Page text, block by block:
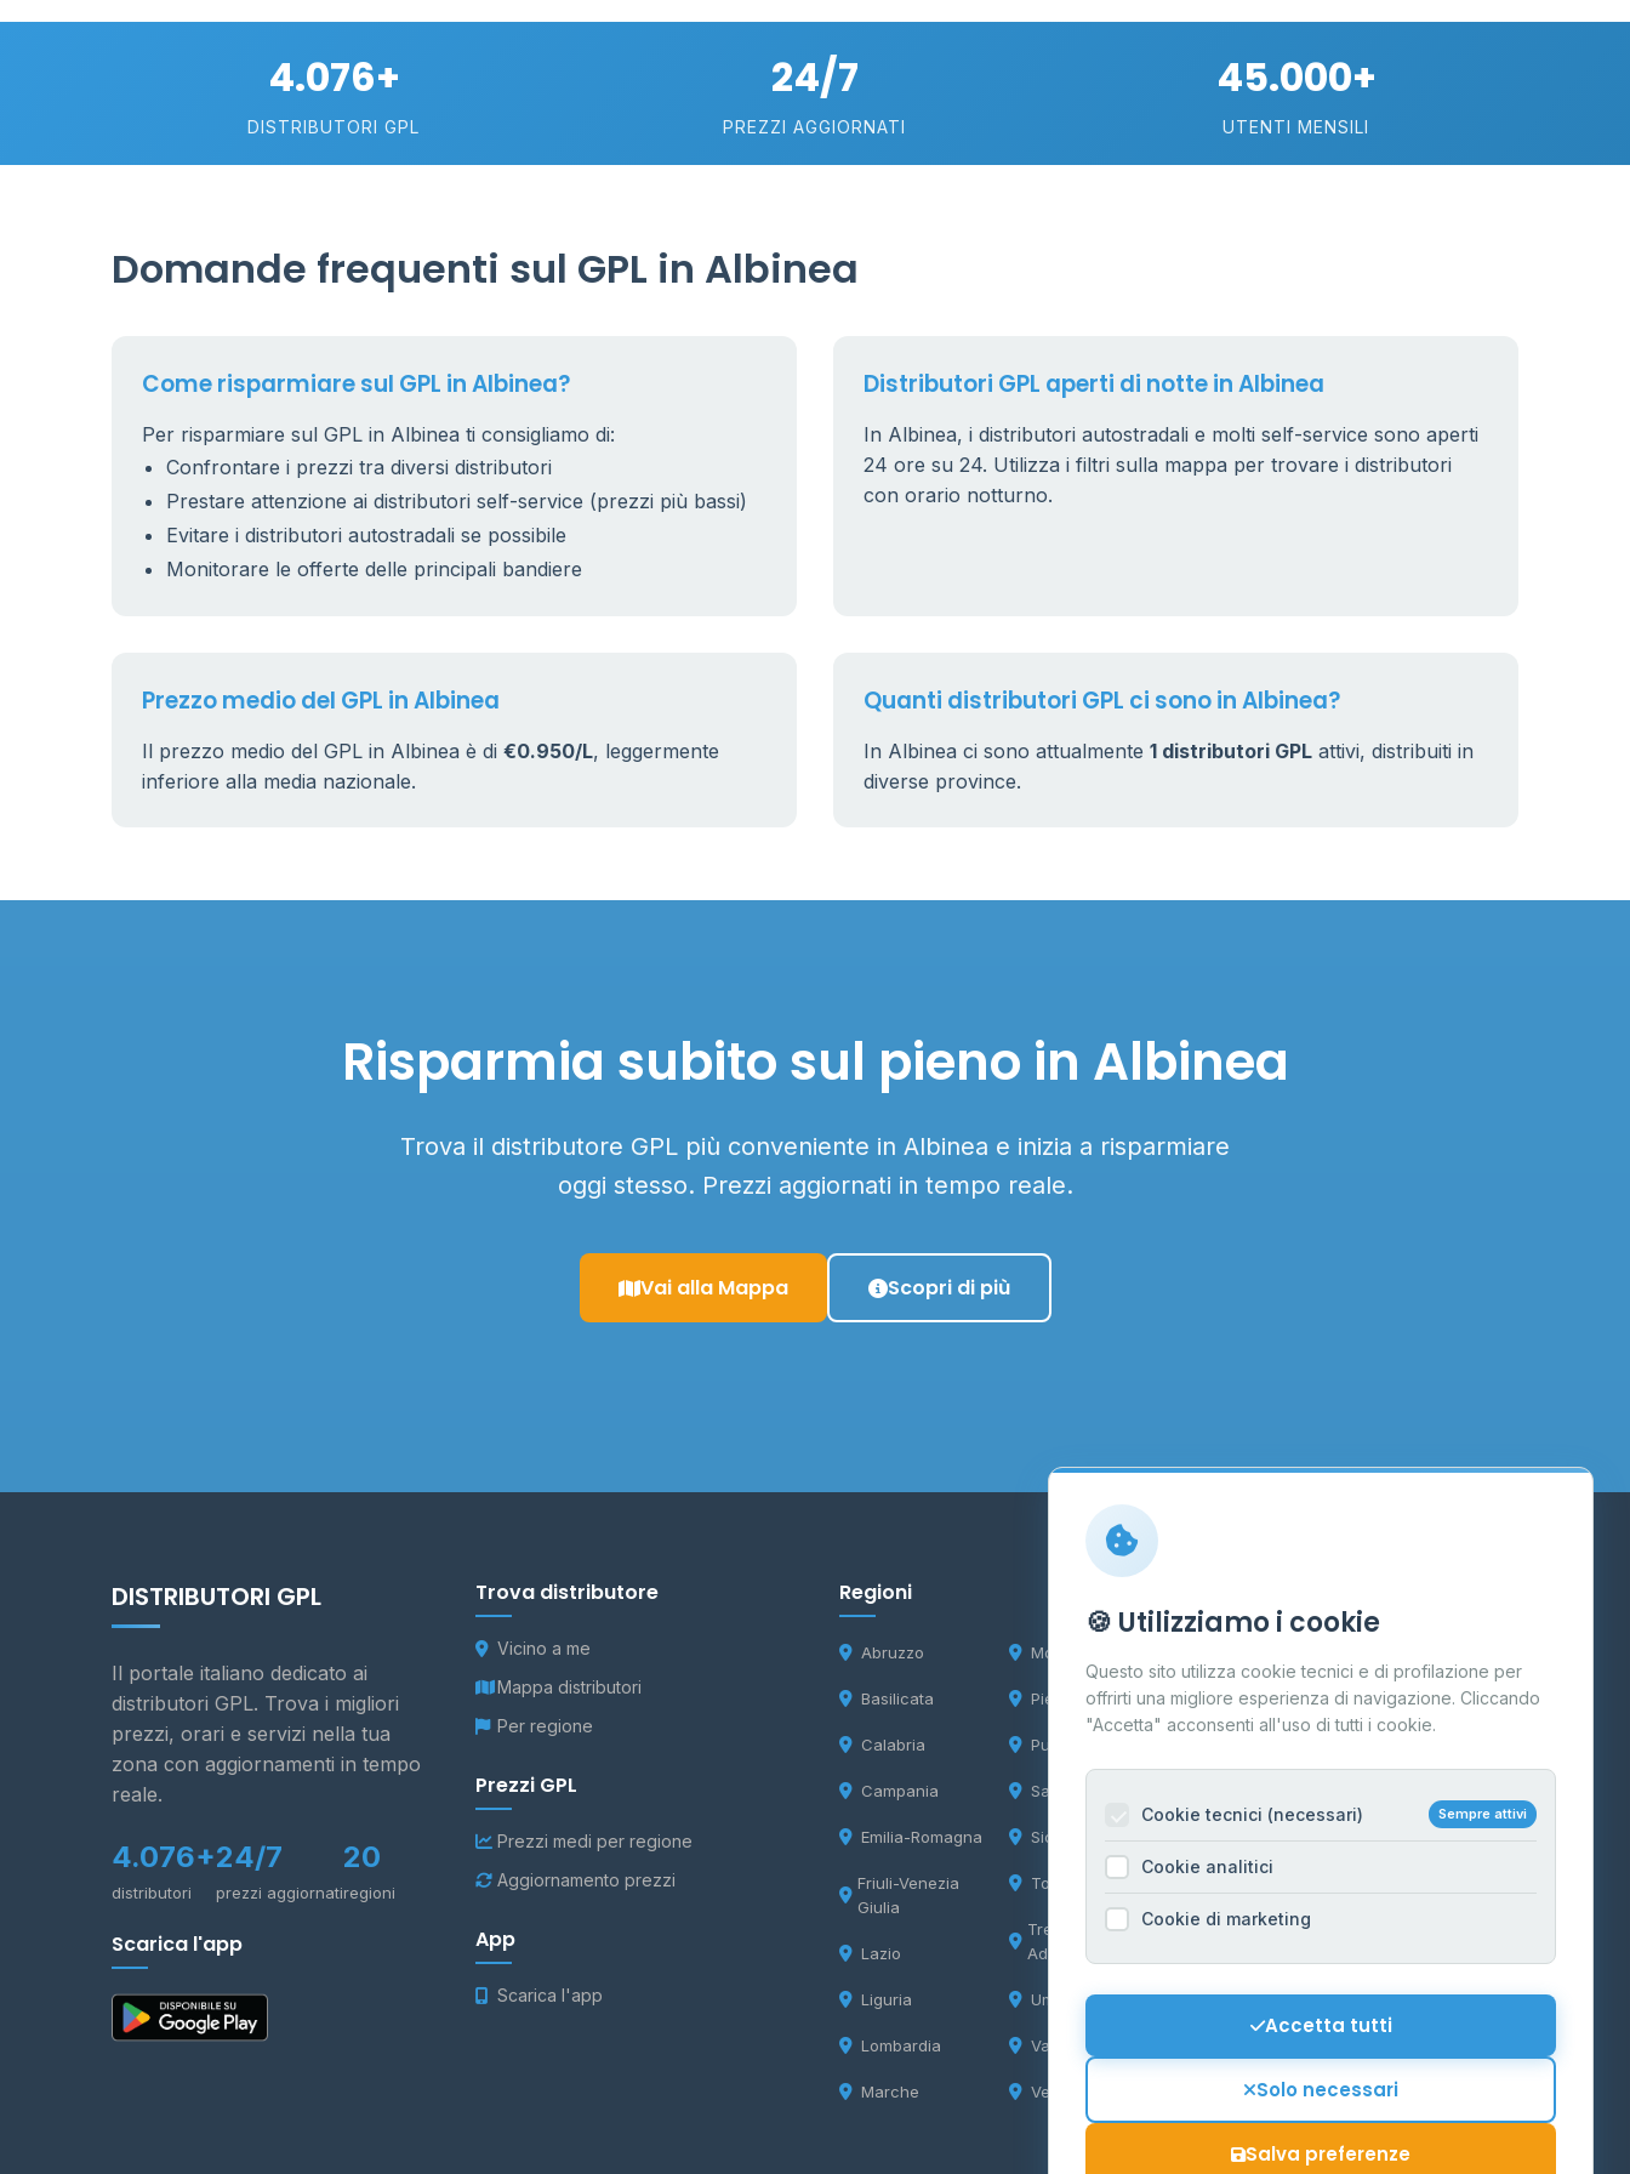
11
6
18
0.899 €
0.779 €
4.076+
DISTRIBUTORI GPL
24/7
PREZZI AGGIORNATI
45.000+
UTENTI MENSILI
Domande frequenti sul GPL in Albinea
Come risparmiare sul GPL in Albinea?
Per risparmiare sul GPL in Albinea ti consigliamo di:
Confrontare i prezzi tra diversi distributori
Prestare attenzione ai distributori self-service (prezzi più bassi)
Evitare i distributori autostradali se possibile
Monitorare le offerte delle principali bandiere
Distributori GPL aperti di notte in Albinea
In Albinea, i distributori autostradali e molti self-service sono aperti
24 ore su 24. Utilizza i filtri sulla mappa per trovare i distributori
con orario notturno.
Prezzo medio del GPL in Albinea
Il prezzo medio del GPL in Albinea è di €0.950/L, leggermente
inferiore alla media nazionale.
Quanti distributori GPL ci sono in Albinea?
In Albinea ci sono attualmente 1 distributori GPL attivi, distribuiti in
diverse province.
Risparmia subito sul pieno in Albinea
Trova il distributore GPL più conveniente in Albinea e inizia a risparmiare
oggi stesso. Prezzi aggiornati in tempo reale.
Vai alla Mappa Scopri di più
DISTRIBUTORI GPL
Il portale italiano dedicato ai
distributori GPL. Trova i migliori
prezzi, orari e servizi nella tua
zona con aggiornamenti in tempo
reale.
4.076+
distributori
24/7
prezzi aggiornati
20
regioni
Scarica l'app
Trova distributore
Vicino a me
Mappa distributori
Per regione
Prezzi GPL
Prezzi medi per regione
Aggiornamento prezzi
App
Scarica l'app
Regioni
Abruzzo
Basilicata
Calabria
Campania
Emilia-Romagna
Friuli-Venezia
Giulia
Lazio
Liguria
Lombardia
Marche
Molise
Piemonte
Puglia
Sardegna
Sicilia
Toscana
Trentino-Alto
Adige
Umbria
Valle d'Aosta
Veneto
Contatti
Per gestori
Informazioni legali
Privacy Policy
Cookie Policy
Mappa del sito
Contattaci
🍪 Utilizziamo i cookie
Questo sito utilizza cookie tecnici e di profilazione per
offrirti una migliore esperienza di navigazione. Cliccando
"Accetta" acconsenti all'uso di tutti i cookie.
Cookie tecnici (necessari) Sempre attivi
Cookie analitici
Cookie di marketing
Accetta tutti
Solo necessari
Salva preferenze